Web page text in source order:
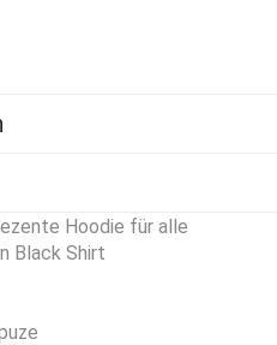
Hoodie für alle
Black Shirt